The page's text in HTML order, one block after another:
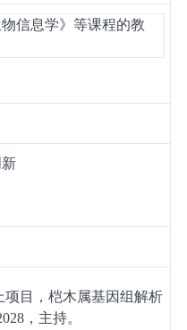
信息学》等课程的教
项目，桤木属基因组解析
8，主持。